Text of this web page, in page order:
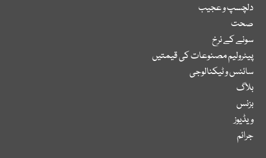
دلچسپ و عجیب
صحت
سونے کے نرخ
پیٹرولیم مصنوعات کی قیمتیں
سائنس و ٹیکنالوجی
بلاگ
بزنس
ویڈیوز
جرائم